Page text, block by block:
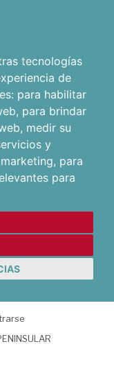
tecnologías
de
para habilitar
, para brindar
, medir su
y
, para
para